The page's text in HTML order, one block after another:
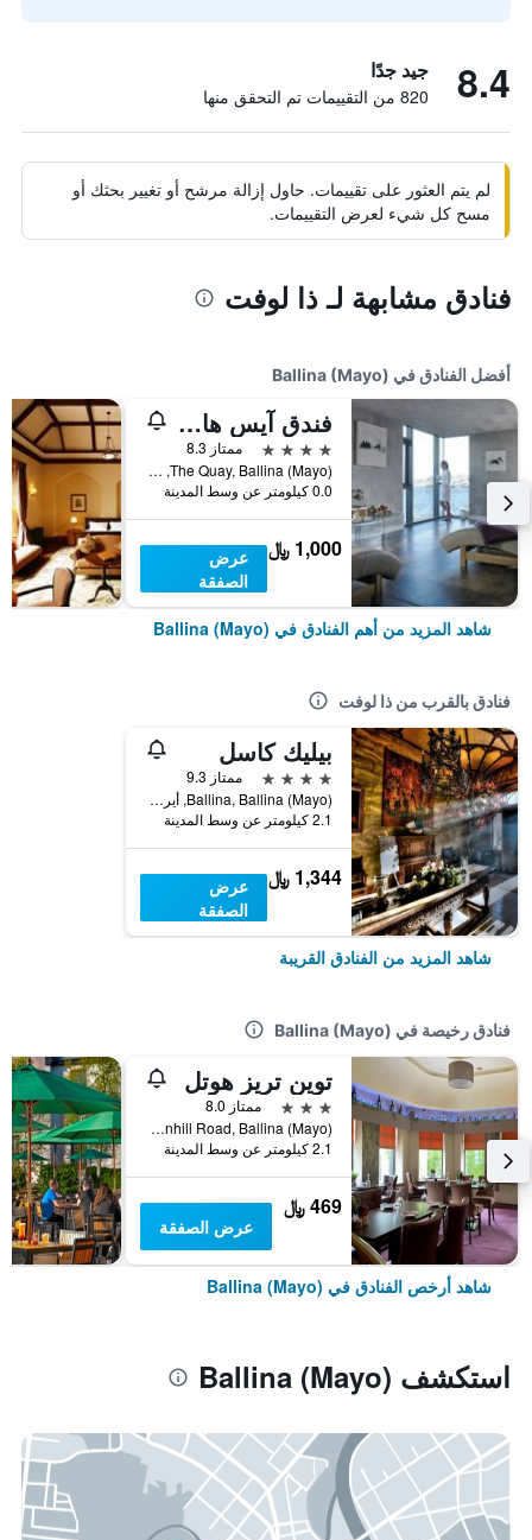
8.4 جيد جدًا
820 من التقييمات تم التحقق منها
لم يتم العثور على تقييمات. حاول إزالة مرشح أو تغيير بحثك أو
مسح كل شيء لعرض التقييمات.
فنادق مشابهة لـ ذا لوفت
أفضل الفنادق في Ballina (Mayo)
فندق آيس هاوس
4 نجوم
ممتاز 8.3
The Quay, Ballina (Mayo), أيرلندا
0.0 كيلومتر عن وسط المدينة
1,000 ﷼
عرض
الصفقة
شاهد المزيد من أهم الفنادق في Ballina (Mayo)
فنادق بالقرب من ذا لوفت
بيليك كاسل
4 نجوم
ممتاز 9.3
Ballina, Ballina (Mayo), أيرلندا
2.1 كيلومتر عن وسط المدينة
1,344 ﷼
عرض
الصفقة
شاهد المزيد من الفنادق القريبة
فنادق رخيصة في Ballina (Mayo)
توين تريز هوتل
3 نجوم
ممتاز 8.0
Downhill Road, Ballina (Mayo), أيرلندا
2.1 كيلومتر عن وسط المدينة
469 ﷼
عرض الصفقة
شاهد أرخص الفنادق في Ballina (Mayo)
استكشف Ballina (Mayo)